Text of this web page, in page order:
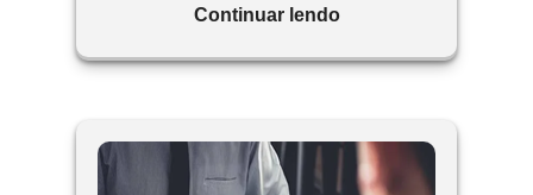
assim a necessidade da troca de
Continuar lendo